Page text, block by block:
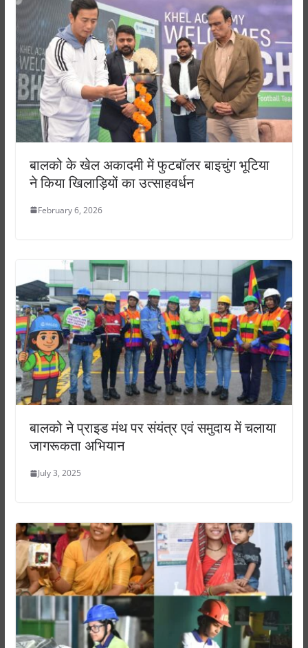
बालको के खेल अकादमी में फुटबॉलर बाइचुंग भूटिया
ने किया खिलाड़ियों का उत्साहवर्धन
February 6, 2026
बालको ने प्राइड मंथ पर संयंत्र एवं समुदाय में चलाया
जागरूकता अभियान
July 3, 2025